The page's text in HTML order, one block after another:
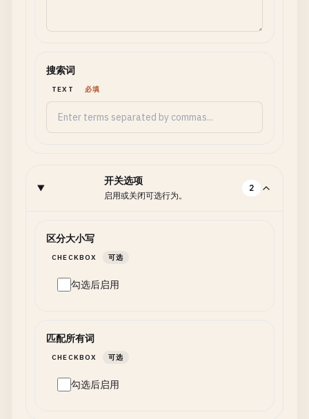
搜索词
TEXT 必填
开关选项
启用或关闭可选行为。
2
区分大小写
CHECKBOX 可选
勾选后启用
匹配所有词
CHECKBOX 可选
勾选后启用